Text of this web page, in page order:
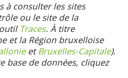
à consulter les sites
ou le site de la
Traces. À titre
et la Région bruxelloise
etBruxelles-Capitale).
base de données, cliquez